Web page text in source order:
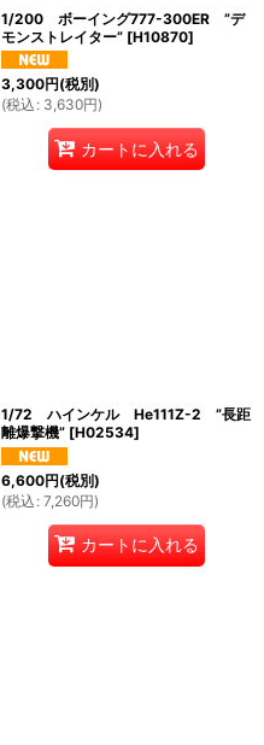
1/200 ボーイング777-300ER ”デ
モンストレイター” [H10870]
3,300円(税別)
(税込 : 3,630円)
カートに入れる
1/72 ハインケル He111Z-2 ”長距
離爆撃機” [H02534]
6,600円(税別)
(税込 : 7,260円)
カートに入れる